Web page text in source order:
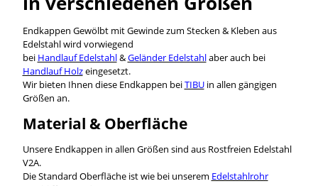
Endkappen Gewölbt mit Gewinde zum Stecken & Kleben aus
Edelstahl wird vorwiegend
bei Handlauf Edelstahl&Geländer Edelstahlaber auch bei
Handlauf Holzeingesetzt.
Wir bieten Ihnen diese Endkappen beiTIBUin allen gängigen
Größen an.
Material & Oberfläche
Unsere Endkappen in allen Größen sind aus Rostfreien Edelstahl
V2A.
Die Standard Oberfläche ist wie bei unserem Edelstahlrohr